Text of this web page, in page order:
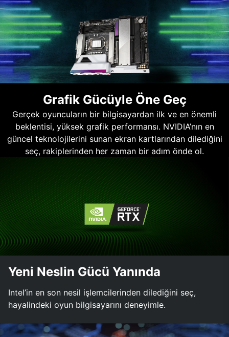
Grafik Gücüyle Öne Geç
Gerçek oyuncuların bir bilgisayardan ilk ve en önemli
beklentisi, yüksek grafik performansı. NVIDIA’nın en
güncel teknolojilerini sunan ekran kartlarından dilediğini
seç, rakiplerinden her zaman bir adım önde ol.
Yeni Neslin Gücü Yanında
Intel’in en son nesil işlemcilerinden dilediğini seç,
hayalindeki oyun bilgisayarını deneyimle.